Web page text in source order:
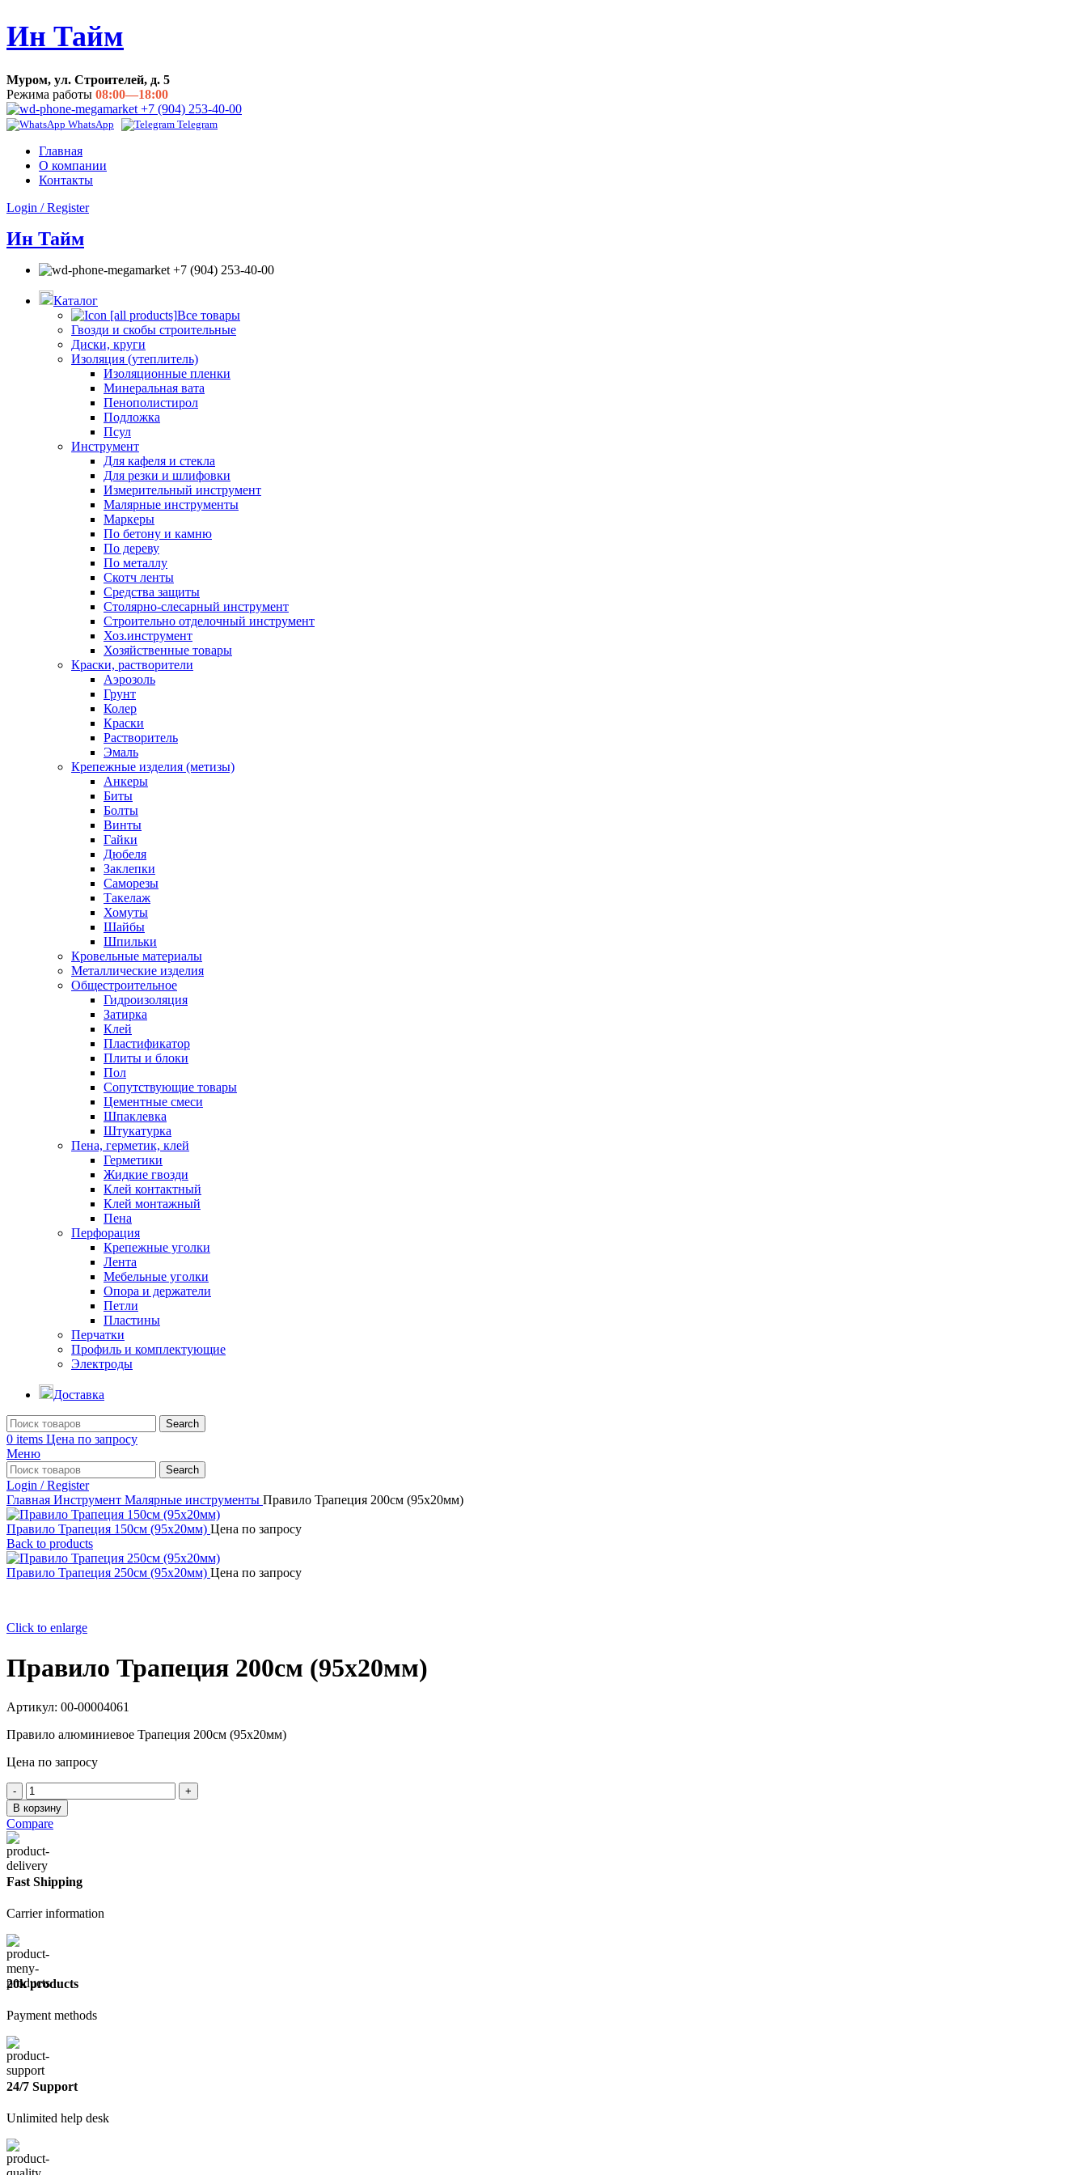
Ин Тайм
Муром, ул. Строителей, д. 5
Режима работы 08:00—18:00
+7 (904) 253-40-00
WhatsApp Telegram
Главная
О компании
Контакты
Login / Register
Ин Тайм
+7 (904) 253-40-00
Каталог
Все товары
Гвозди и скобы строительные
Диски, круги
Изоляция (утеплитель)
Изоляционные пленки
Минеральная вата
Пенополистирол
Подложка
Псул
Инструмент
Для кафеля и стекла
Для резки и шлифовки
Измерительный инструмент
Малярные инструменты
Маркеры
По бетону и камню
По дереву
По металлу
Скотч ленты
Средства защиты
Столярно-слесарный инструмент
Строительно отделочный инструмент
Хоз.инструмент
Хозяйственные товары
Краски, растворители
Аэрозоль
Грунт
Колер
Краски
Растворитель
Эмаль
Крепежные изделия (метизы)
Анкеры
Биты
Болты
Винты
Гайки
Дюбеля
Заклепки
Саморезы
Такелаж
Хомуты
Шайбы
Шпильки
Кровельные материалы
Металлические изделия
Общестроительное
Гидроизоляция
Затирка
Клей
Пластификатор
Плиты и блоки
Пол
Сопутствующие товары
Цементные смеси
Шпаклевка
Штукатурка
Пена, герметик, клей
Герметики
Жидкие гвозди
Клей контактный
Клей монтажный
Пена
Перфорация
Крепежные уголки
Лента
Мебельные уголки
Опора и держатели
Петли
Пластины
Перчатки
Профиль и комплектующие
Электроды
Доставка
Search
0 items Цена по запросу
Меню
Search
Login / Register
Главная Инструмент Малярные инструменты Правило Трапеция 200см (95х20мм)
Правило Трапеция 150см (95х20мм) Цена по запросу
Back to products
Правило Трапеция 250см (95х20мм) Цена по запросу
Click to enlarge
Правило Трапеция 200см (95х20мм)
Артикул: 00-00004061
Правило алюминиевое Трапеция 200см (95х20мм)
Цена по запросу
Количество
товара
Правило
Трапеция
200см
(95х20мм)
В корзину
Compare
Fast Shipping
Carrier information
20k products
Payment methods
24/7 Support
Unlimited help desk